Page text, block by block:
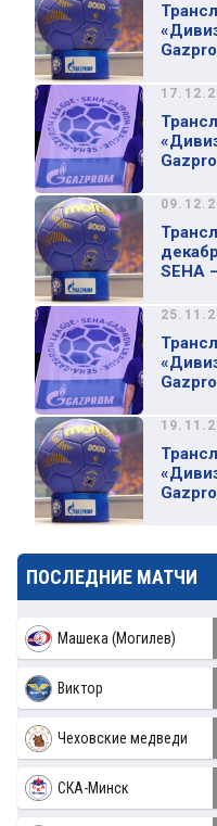
SEHA
ПОСЛЕДНИЕ МАТЧИ
Машека (Могилев)
Виктор
Чеховские медведи
СКА-Минск